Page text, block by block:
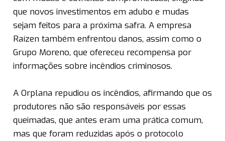
que novos investimentos em adubo e mudas
sejam feitos para a próxima safra. A empresa
Raízen também enfrentou danos, assim como o
Grupo Moreno, que ofereceu recompensa por
informações sobre incêndios criminosos.
A Orplana repudiou os incêndios, afirmando que os
produtores não são responsáveis por essas
queimadas, que antes eram uma prática comum,
mas que foram reduzidas após o protocolo